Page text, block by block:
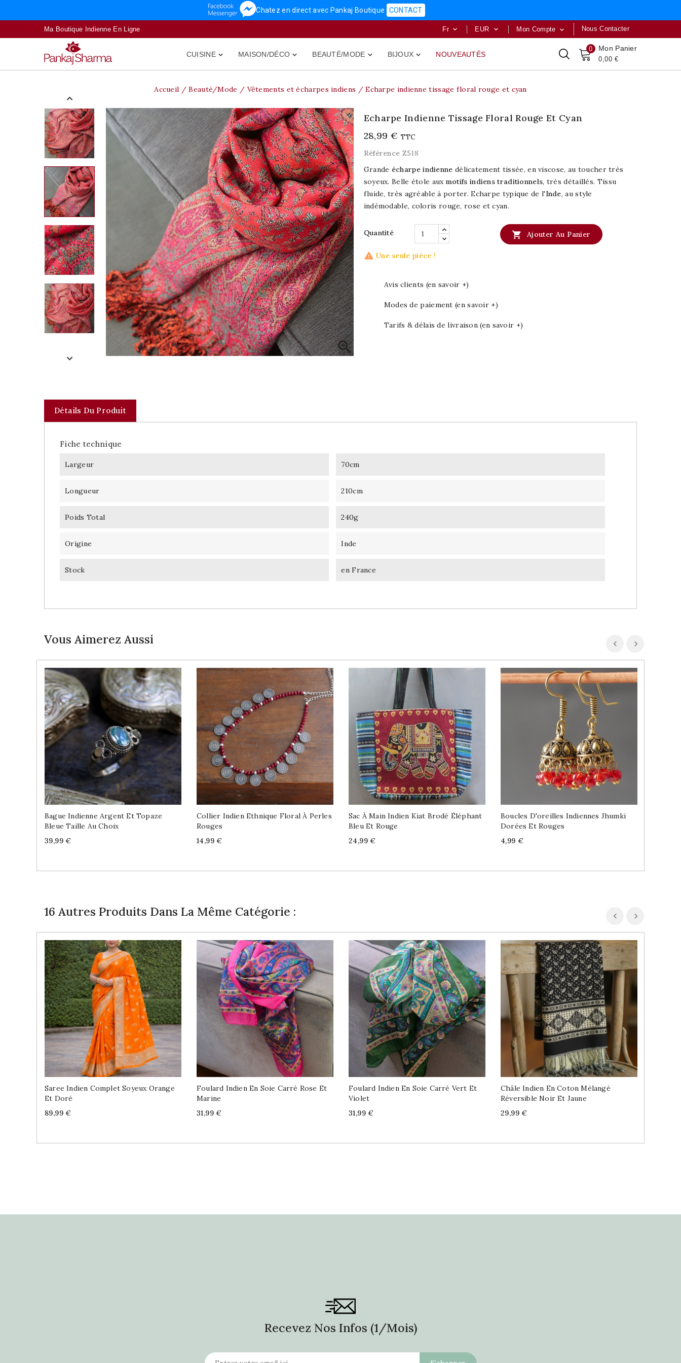
Chatez en direct avec Pankaj Boutique CONTACT
Ma Boutique Indienne En Ligne Nous Contacter
Mon Compte 
EUR 
Fr 
0 Mon Panier
0,00 €

CUISINE 
MAISON/DÉCO 
BEAUTÉ/MODE 
BIJOUX NOUVEAUTÉS
Accueil Beauté/Mode Vêtements et écharpes indiens Echarpe indienne tissage floral rouge et cyan

Echarpe Indienne Tissage Floral Rouge Et Cyan
28,99 € TTC
Référence Z518
Grande écharpe indienne délicatement tissée, en viscose, au toucher très
soyeux. Belle étole aux motifs indiens traditionnels, très détaillés. Tissu
fluide, très agréable à porter. Echarpe typique de l'Inde, au style
indémodable, coloris rouge, rose et cyan.
Quantité  Ajouter Au Panier
 Une seule pièce !
Avis clients (en savoir +)
Modes de paiement (en savoir +)
Tarifs & délais de livraison (en savoir +)
Détails Du Produit
Fiche technique
Largeur 70cm
Longueur 210cm
Poids Total 240g
Origine Inde
Stock en France
Vous Aimerez Aussi
Bague Indienne Argent Et Topaze
Bleue Taille Au Choix
Price
39,99 €
Collier Indien Ethnique Floral À Perles
Rouges
Price
14,99 €
Sac À Main Indien Kiat Brodé Éléphant
Bleu Et Rouge
Price
24,99 €
Boucles D'oreilles Indiennes Jhumki
Dorées Et Rouges
Price
4,99 €
16 Autres Produits Dans La Même Catégorie :
Saree Indien Complet Soyeux Orange
Et Doré
Price
89,99 €
Foulard Indien En Soie Carré Rose Et
Marine
Price
31,99 €
Foulard Indien En Soie Carré Vert Et
Violet
Price
31,99 €
Châle Indien En Coton Mélangé
Réversible Noir Et Jaune
Price
29,99 €
Recevez Nos Infos (1/mois)